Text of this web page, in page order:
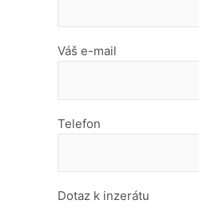
Váš e-mail
Telefon
Dotaz k inzerátu